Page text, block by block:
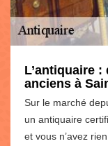
L’antiquaire
anciens à
Sur le marché
un antiquaire
et vous n’avez